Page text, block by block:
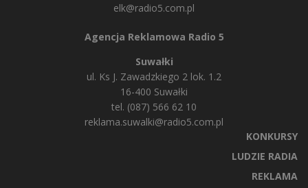
elk@radio5.com.pl
Agencja Reklamowa Radio 5
Suwałki
ul. Ks J. Zawadzkiego 2 lok. 1.2
16-400 Suwałki
tel. (087) 566 62 10
reklama.suwalki@radio5.com.pl
KONKURSY
LUDZIE RADIA
REKLAMA